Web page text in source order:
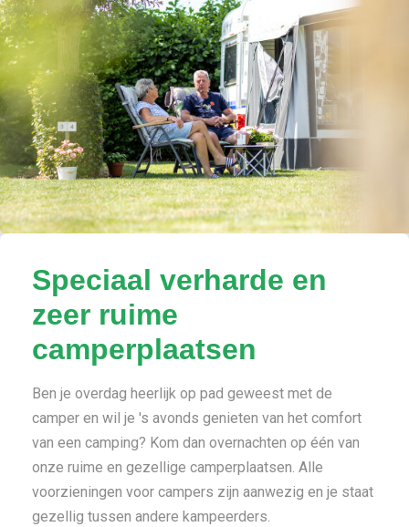
Speciaal verharde en
zeer ruime
camperplaatsen
Ben je overdag heerlijk op pad geweest met de
camper en wil je 's avonds genieten van het comfort
van een camping? Kom dan overnachten op één van
onze ruime en gezellige camperplaatsen. Alle
voorzieningen voor campers zijn aanwezig en je staat
gezellig tussen andere kampeerders.